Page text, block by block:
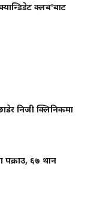
क्लब'बाट
निजी क्लिनिकमा
पक्राउ, ६७ थान